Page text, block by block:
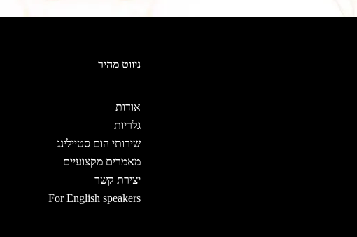
ניווט מהיר
אודות
גלריות
שירותי הום סטיילינג
מאמרים מקצועיים
יצירת קשר
For English speakers